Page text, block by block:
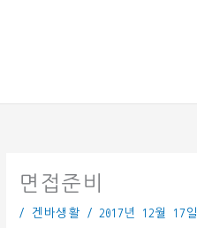
면접준비
/ 겐바생활 / 2017년 12월 17일